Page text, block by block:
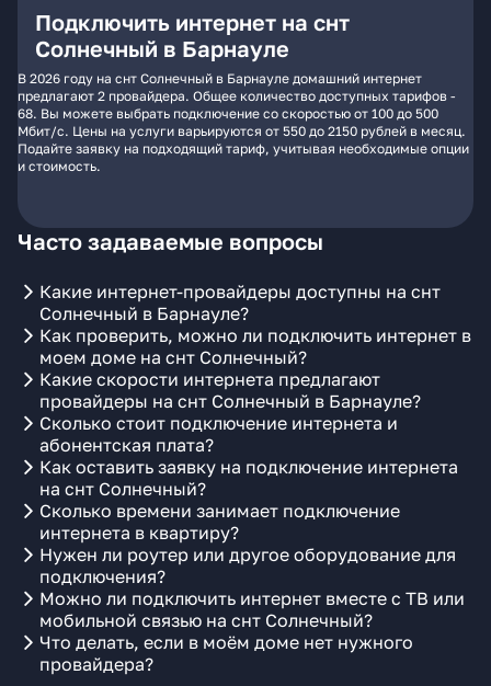
Подключить интернет на снт
Солнечный в Барнауле
В 2026 году на снт Солнечный в Барнауле домашний интернет
предлагают 2 провайдера. Общее количество доступных тарифов -
68. Вы можете выбрать подключение со скоростью от 100 до 500
Мбит/с. Цены на услуги варьируются от 550 до 2150 рублей в месяц.
Подайте заявку на подходящий тариф, учитывая необходимые опции
и стоимость.
Часто задаваемые вопросы
Какие интернет-провайдеры доступны на снт
Солнечный в Барнауле?
Как проверить, можно ли подключить интернет в
моем доме на снт Солнечный?
Какие скорости интернета предлагают
провайдеры на снт Солнечный в Барнауле?
Сколько стоит подключение интернета и
абонентская плата?
Как оставить заявку на подключение интернета
на снт Солнечный?
Сколько времени занимает подключение
интернета в квартиру?
Нужен ли роутер или другое оборудование для
подключения?
Можно ли подключить интернет вместе с ТВ или
мобильной связью на снт Солнечный?
Что делать, если в моём доме нет нужного
провайдера?